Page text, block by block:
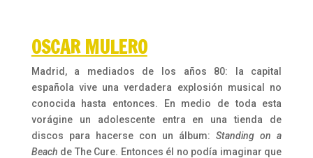
OSCAR MULERO
Madrid, a mediados de los años 80: la capital
española vive una verdadera explosión musical no
conocida hasta entonces. En medio de toda esta
vorágine un adolescente entra en una tienda de
discos para hacerse con un álbum:Standing on a
Beach de The Cure. Entonces él no podía imaginar que